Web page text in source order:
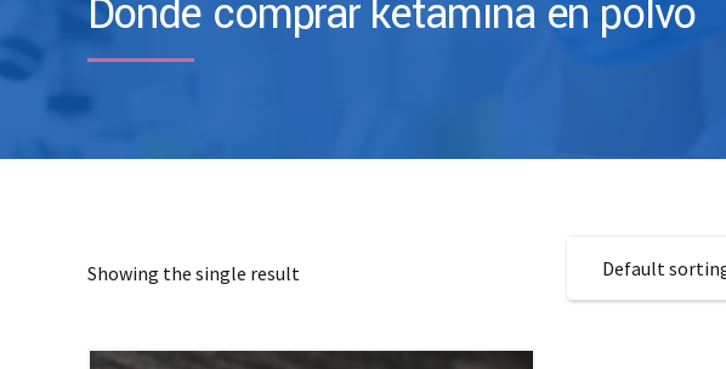
Dónde comprar ketamina en polvo
Showing the single result